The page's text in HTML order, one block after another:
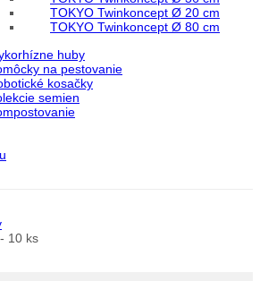
TOKYO Twinkoncept Ø 20 cm
TOKYO Twinkoncept Ø 80 cm
huby
na pestovanie
kosačky
semien
10 ks